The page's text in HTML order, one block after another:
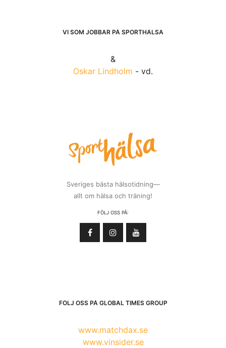
VI SOM JOBBAR PÅ SPORTHÄLSA
&
Oskar Lindholm - vd.
Sveriges bästa hälsotidning—
allt om hälsa och träning!
FÖLJ OSS PÅ:
FÖLJ OSS PÅ GLOBAL TIMES GROUP
www.matchdax.se
www.vinsider.se